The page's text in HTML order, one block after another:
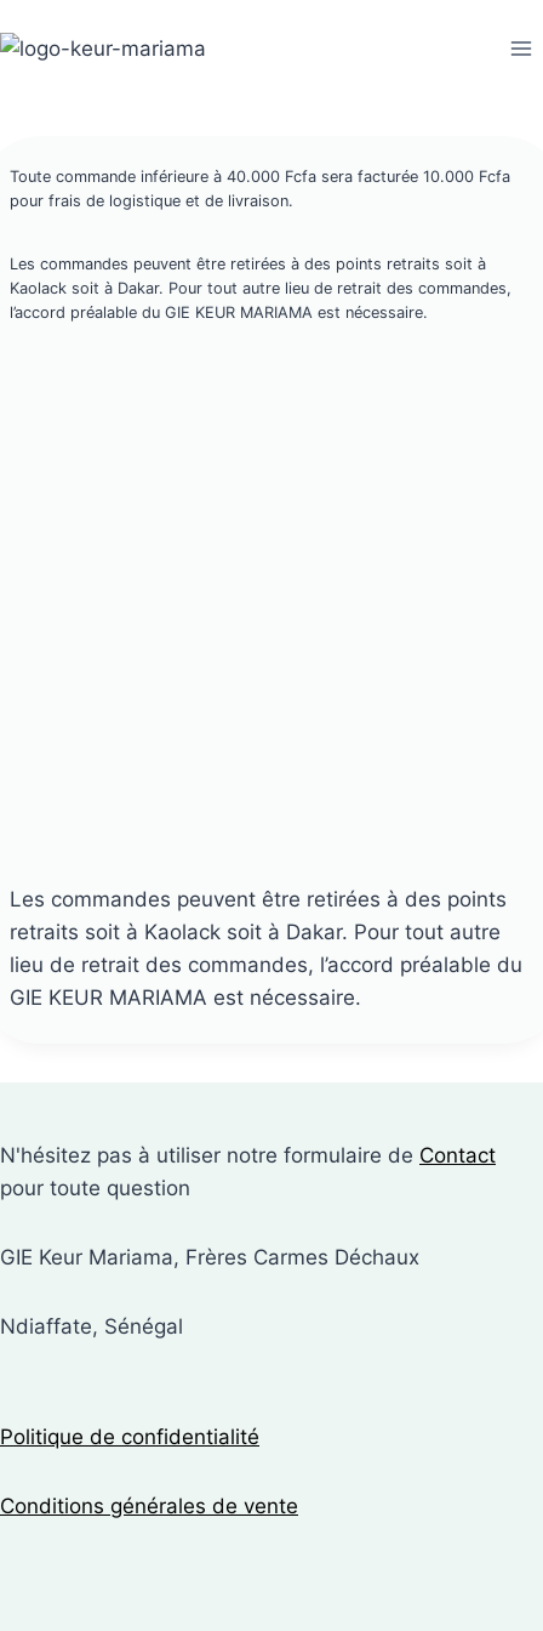
au
Toute commande inférieure à 40.000 Fcfa sera facturée 10.000 Fcfa
pour frais de logistique et de livraison.
Les commandes peuvent être retirées à des points retraits soit à
Kaolack soit à Dakar. Pour tout autre lieu de retrait des commandes,
l’accord préalable du GIE KEUR MARIAMA est nécessaire.
Les commandes peuvent être retirées à des points
retraits soit à Kaolack soit à Dakar. Pour tout autre
lieu de retrait des commandes, l’accord préalable du
GIE KEUR MARIAMA est nécessaire.
N'hésitez pas à utiliser notre formulaire de Contact
pour toute question
GIE Keur Mariama, Frères Carmes Déchaux
Ndiaffate, Sénégal
Politique de confidentialité
Conditions générales de vente